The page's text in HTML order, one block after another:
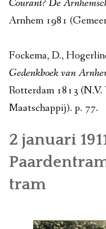
Courant? De
Arnhem 1981
Fockema, D.,
Gedenkboek van
Rotterdam 1813 (N.V.
Maatschappij). p. 77.
2 januari
tram